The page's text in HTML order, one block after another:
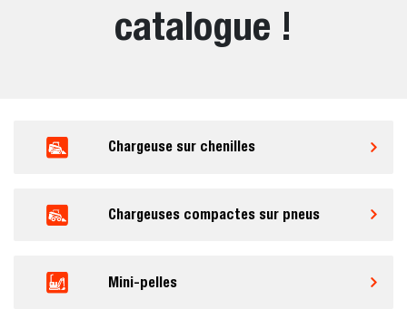
catalogue !
Chargeuse sur chenilles
Chargeuses compactes sur pneus
Mini-pelles